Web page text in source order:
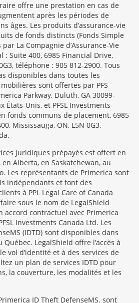
offre une prestation en cas de
après les périodes de
âges. Les produits d’assurance-vie
de fonds distincts (Fonds Simple
La Compagnie d’Assurance-Vie
: Suite 400, 6985 Financial Drive,
téléphone : 905 812-2900. Tous
disponibles dans toutes les
sont offertes par PFS
Parkway, Duluth, GA 30099-
États-Unis, et PFSL Investments
fonds communs de placement, 6985
Mississauga, ON, L5N 0G3,
juridiques prépayés est offert en
Alberta, en Saskatchewan, au
Les représentants de Primerica sont
indépendants et font des
à PPL Legal Care of Canada
sous le nom de LegalShield
accord contractuel avec Primerica
Investments Canada Ltd. Les
(IDTD) sont disponibles dans
LegalShield offre l’accès à
vol d’identité et à des services de
un plan de services IDTD pour
la couverture, les modalités et les
ID Theft DefenseMS sont